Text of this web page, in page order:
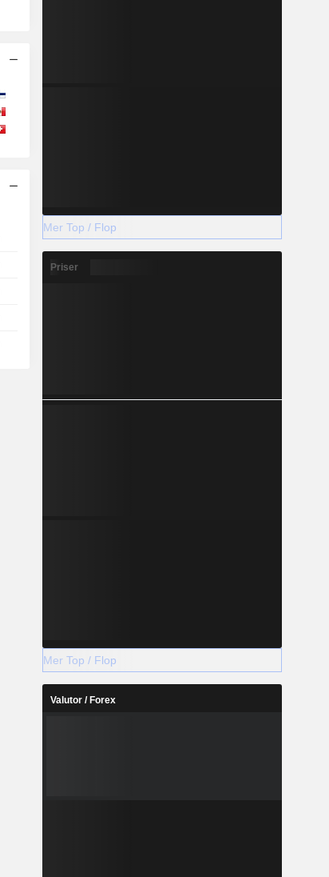
Mer Top / Flop
Priser
Mer Top / Flop
Valutor / Forex